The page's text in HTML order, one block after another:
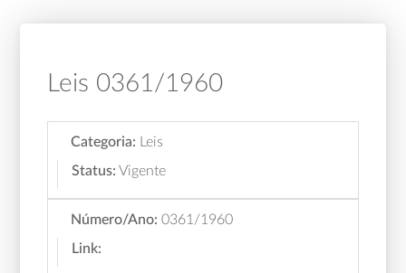
Leis 0361/1960
Categoria:
Leis
Status: Vigente
Número/Ano: 0361/1960
Link: